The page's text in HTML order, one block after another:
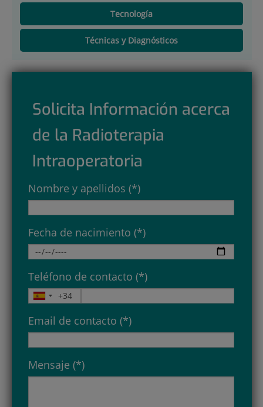
Tecnología
Técnicas y Diagnósticos
Solicita Información acerca
de la Radioterapia
Intraoperatoria
Nombre y apellidos (*)
Fecha de nacimiento (*)
Teléfono de contacto (*)
Email de contacto (*)
Mensaje (*)